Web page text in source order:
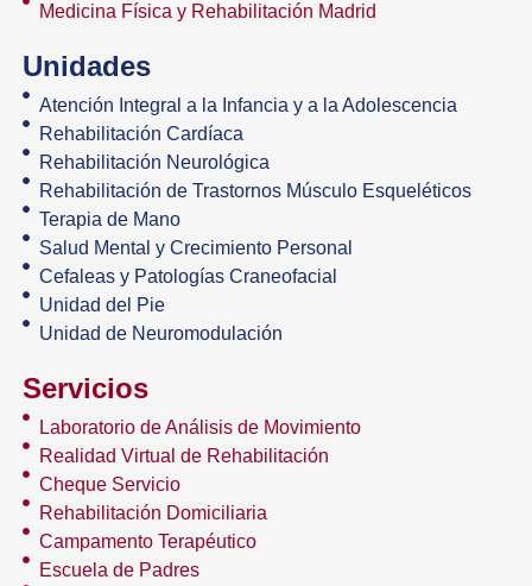
Medicina Física y Rehabilitación Madrid
Unidades
Atención Integral a la Infancia y a la Adolescencia
Rehabilitación Cardíaca
Rehabilitación Neurológica
Rehabilitación de Trastornos Músculo Esqueléticos
Terapia de Mano
Salud Mental y Crecimiento Personal
Cefaleas y Patologías Craneofacial
Unidad del Pie
Unidad de Neuromodulación
Servicios
Laboratorio de Análisis de Movimiento
Realidad Virtual de Rehabilitación
Cheque Servicio
Rehabilitación Domiciliaria
Campamento Terapéutico
Escuela de Padres